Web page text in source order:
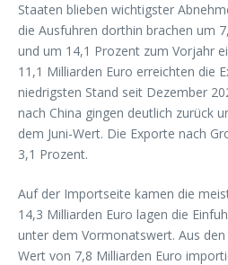
Staaten blieben wichtigster
die Ausfuhren dorthin brachen um
und um 14,1 Prozent zum Vorjahr
11,1 Milliarden Euro erreichten die
niedrigsten Stand seit Dezember
nach China gingen deutlich zurück
dem Juni-Wert. Die Exporte nach
3,1 Prozent.
Auf der Importseite kamen die
14,3 Milliarden Euro lagen die
unter dem Vormonatswert. Aus
Wert von 7,8 Milliarden Euro